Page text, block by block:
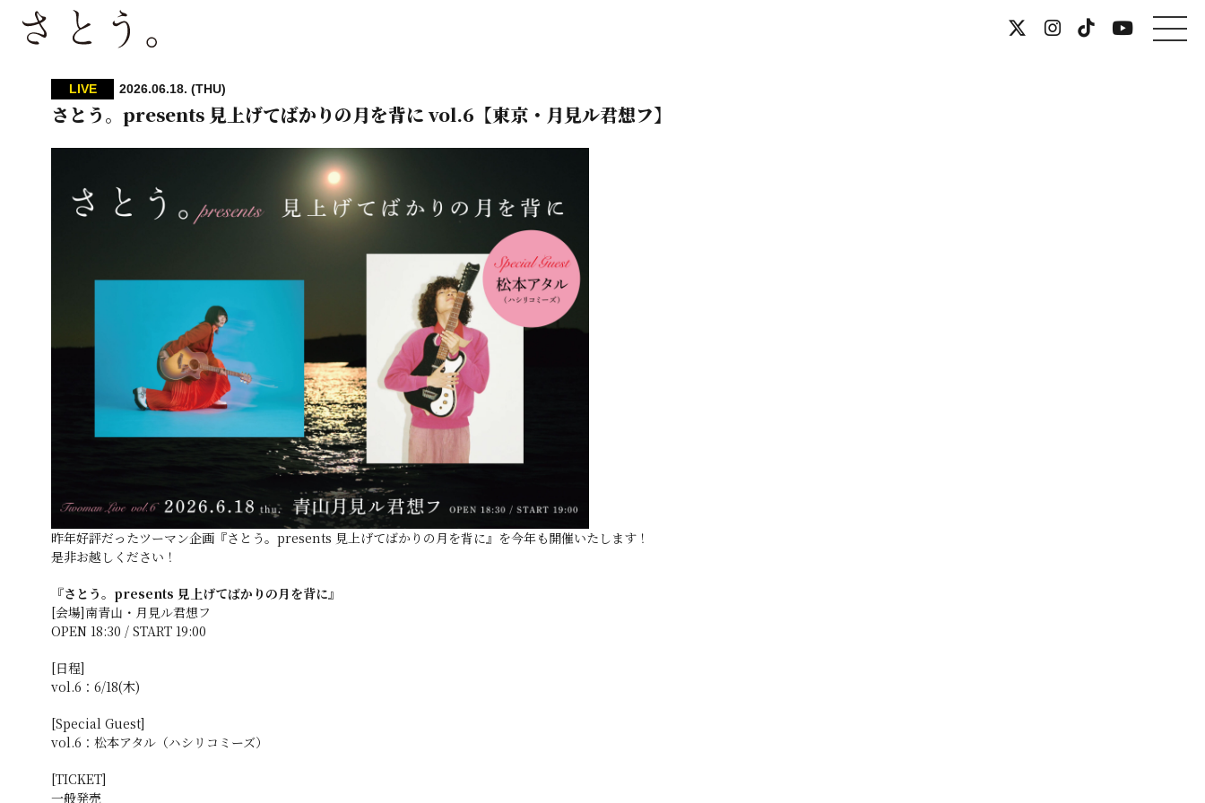
LIVE 2026.06.18. (THU)
さとう。presents 見上げてばかりの月を背に vol.6【東京・月見ル君想フ】
昨年好評だったツーマン企画『さとう。presents 見上げてばかりの月を背に』を今年も開催いたします！
是非お越しください！
『さとう。presents 見上げてばかりの月を背に』
[会場]南青山・月見ル君想フ
OPEN 18:30 / START 19:00
[日程]
vol.6：6/18(木)
[Special Guest]
vol.6：松本アタル（ハシリコミーズ）
[TICKET]
一般発売